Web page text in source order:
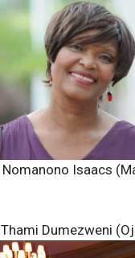
Nomanono Isaacs
Thami Dumezweni